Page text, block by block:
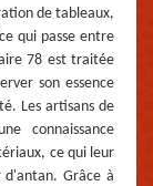
de tableaux,
qui passe entre
78 est traitée
son essence
Les artisans de
connaissance
ce qui leur
Grâce à